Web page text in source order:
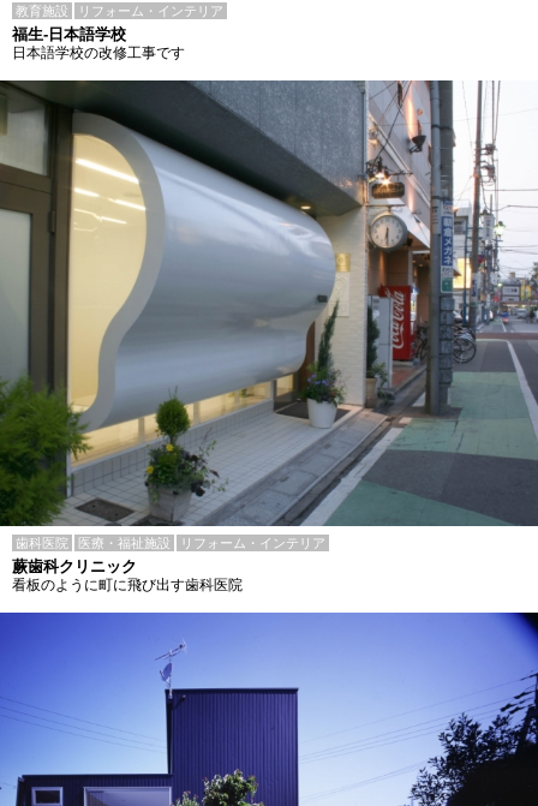
教育施設 リフォーム・インテリア
福生-日本語学校
日本語学校の改修工事です
歯科医院 医療・福祉施設 リフォーム・インテリア
蕨歯科クリニック
看板のように町に飛び出す歯科医院